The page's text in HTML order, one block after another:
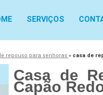
SERVIÇOS
repouso para senhoras » casa de
Casa de
Capão